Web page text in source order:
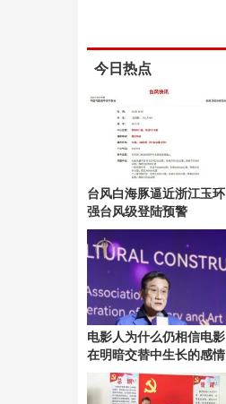
今日热点
台风白海豚逼近浙江玉环
强台风级登陆预警
电影人为什么仍相信电影
在明暗交替中生长的感情